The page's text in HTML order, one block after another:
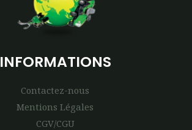
INFORMATIONS
Contactez-nous
Mentions Légales
CGV/CGU